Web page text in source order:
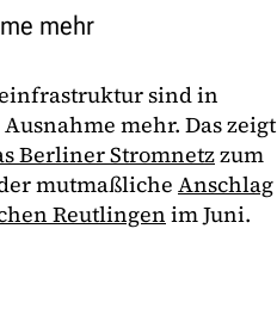
mehr
sind in
mehr. Das zeigt
Berliner Stromnetzzum
mutmaßlicheAnschlag
Reutlingen im Juni.